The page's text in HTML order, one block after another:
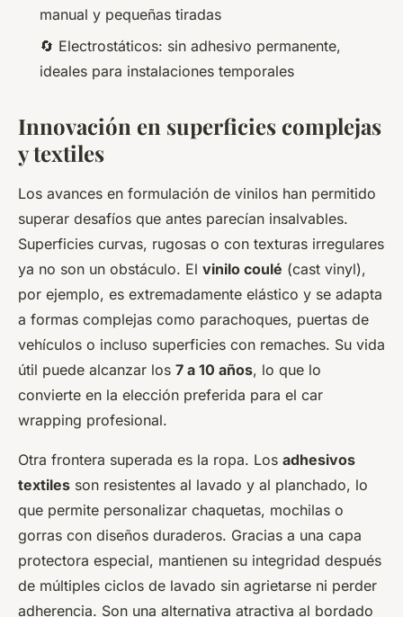
manual y pequeñas tiradas
🔄 Electrostáticos: sin adhesivo permanente,
ideales para instalaciones temporales
Innovación en superficies complejas
y textiles
Los avances en formulación de vinilos han permitido
superar desafíos que antes parecían insalvables.
Superficies curvas, rugosas o con texturas irregulares
ya no son un obstáculo. El vinilo coulé (cast vinyl),
por ejemplo, es extremadamente elástico y se adapta
a formas complejas como parachoques, puertas de
vehículos o incluso superficies con remaches. Su vida
útil puede alcanzar los 7 a 10 años, lo que lo
convierte en la elección preferida para el car
wrapping profesional.
Otra frontera superada es la ropa. Los adhesivos
textiles son resistentes al lavado y al planchado, lo
que permite personalizar chaquetas, mochilas o
gorras con diseños duraderos. Gracias a una capa
protectora especial, mantienen su integridad después
de múltiples ciclos de lavado sin agrietarse ni perder
adherencia. Son una alternativa atractiva al bordado